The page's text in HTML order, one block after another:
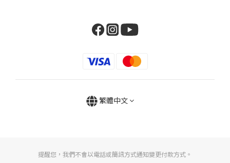
繁體中文
提醒您，我們不會以電話或簡訊方式通知變更付款方式。